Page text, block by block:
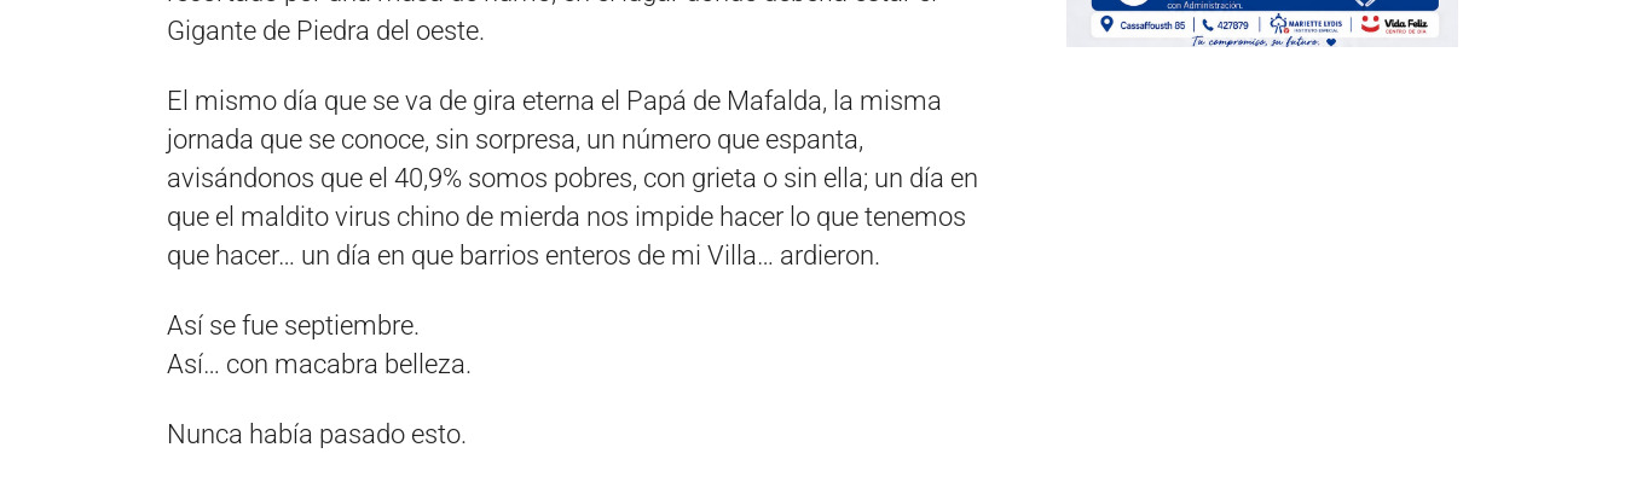
Gigante de Piedra del oeste.
El mismo día que se va de gira eterna el Papá de Mafalda, la misma
jornada que se conoce, sin sorpresa, un número que espanta,
avisándonos que el 40,9% somos pobres, con grieta o sin ella; un día en
que el maldito virus chino de mierda nos impide hacer lo que tenemos
que hacer… un día en que barrios enteros de mi Villa… ardieron.
Así se fue septiembre.
Así… con macabra belleza.
Nunca había pasado esto.